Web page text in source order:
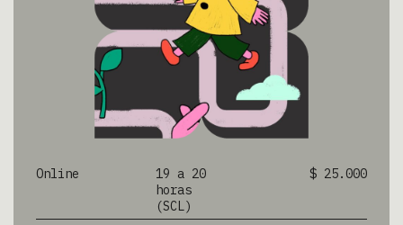
Online
19 a 20
horas
(SCL)
$ 25.000